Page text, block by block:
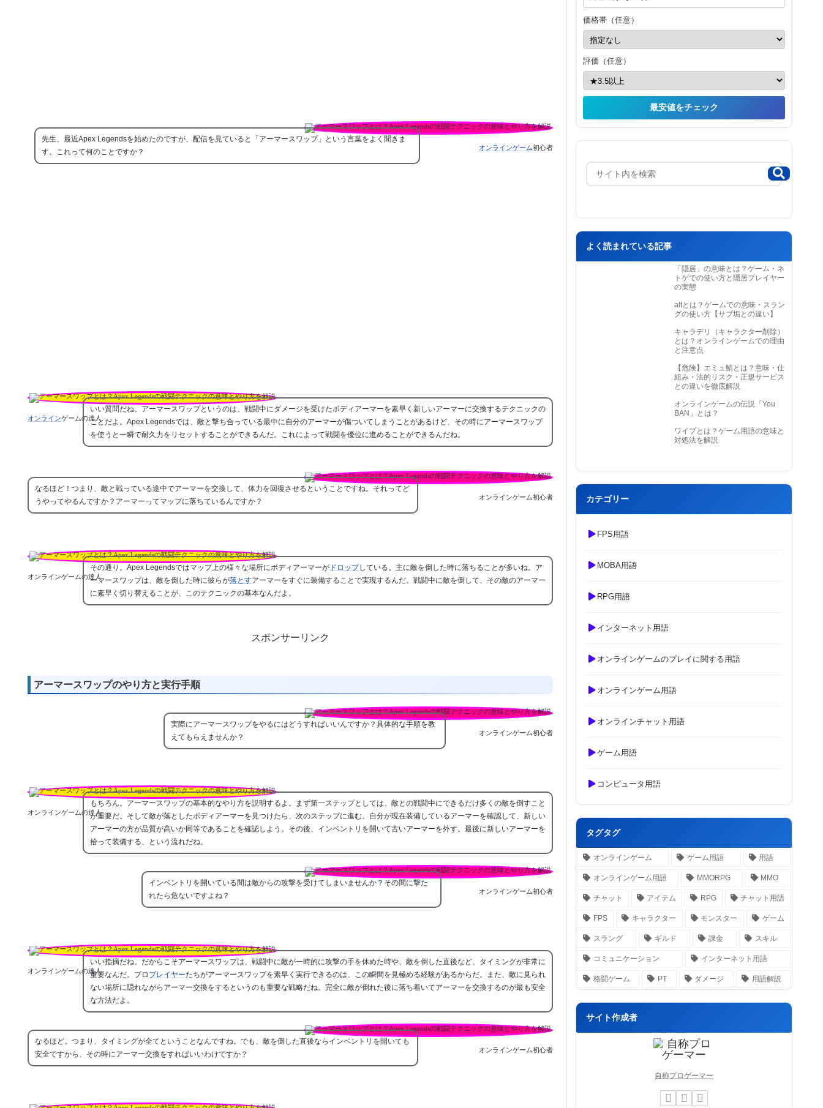
オンラインゲーム初心者
先生、最近Apex Legendsを始めたのですが、配信を見ていると「アーマースワップ」という言葉をよく聞きま
す。これって何のことですか？
オンラインゲームの達人
いい質問だね。アーマースワップというのは、戦闘中にダメージを受けたボディアーマーを素早く新しいアーマーに交換するテクニックの
ことだよ。Apex Legendsでは、敵と撃ち合っている最中に自分のアーマーが傷ついてしまうことがあるけど、その時にアーマースワップ
を使うと一瞬で耐久力をリセットすることができるんだ。これによって戦闘を優位に進めることができるんだね。
オンラインゲーム初心者
なるほど！つまり、敵と戦っている途中でアーマーを交換して、体力を回復させるということですね。それってど
うやってやるんですか？アーマーってマップに落ちているんですか？
オンラインゲームの達人
その通り。Apex Legendsではマップ上の様々な場所にボディアーマーが ドロップしている。主に敵を倒した時に落ちることが多いね。ア
ーマースワップは、敵を倒した時に彼らが落とすアーマーをすぐに装備することで実現するんだ。戦闘中に敵を倒して、その敵のアーマー
に素早く切り替えることが、このテクニックの基本なんだよ。
スポンサーリンク
アーマースワップのやり方と実行手順
オンラインゲーム初心者
実際にアーマースワップをやるにはどうすればいいんですか？具体的な手順を教
えてもらえませんか？
オンラインゲームの達人
もちろん。アーマースワップの基本的なやり方を説明するよ。まず第一ステップとしては、敵との戦闘中にできるだけ多くの敵を倒すこと
が重要だ。そして敵が落としたボディアーマーを見つけたら、次のステップに進む。自分が現在装備しているアーマーを確認して、新しい
アーマーの方が品質が高いか同等であることを確認しよう。その後、インベントリを開いて古いアーマーを外す。最後に新しいアーマーを
拾って装備する、という流れだね。
オンラインゲーム初心者
インベントリを開いている間は敵からの攻撃を受けてしまいませんか？その間に撃た
れたら危ないですよね？
オンラインゲームの達人
いい指摘だね。だからこそアーマースワップは、戦闘中に敵が一時的に攻撃の手を休めた時や、敵を倒した直後など、タイミングが非常に
重要なんだ。プロ プレイヤーたちがアーマースワップを素早く実行できるのは、この瞬間を見極める経験があるからだ。また、敵に見られ
ない場所に隠れながらアーマー交換をするというのも重要な戦略だね。完全に敵が倒れた後に落ち着いてアーマーを交換するのが最も安全
な方法だよ。
オンラインゲーム初心者
なるほど。つまり、タイミングが全てということなんですね。でも、敵を倒した直後ならインベントリを開いても
安全ですから、その時にアーマー交換をすればいいわけですか？
価格帯（任意）
評価（任意）
最安値をチェック
よく読まれている記事
「隠居」の意味とは？ゲーム・ネ
トゲでの使い方と隠居プレイヤー
の実態
altとは？ゲームでの意味・スラン
グの使い方【サブ垢との違い】
キャラデリ（キャラクター削除）
とは？オンラインゲームでの理由
と注意点
【危険】エミュ鯖とは？意味・仕
組み・法的リスク・正規サービス
との違いを徹底解説
オンラインゲームの伝説「You
BAN」とは？
ワイプとは？ゲーム用語の意味と
対処法を解説
カテゴリー
FPS用語
MOBA用語
RPG用語
インターネット用語
オンラインゲームのプレイに関する用語
オンラインゲーム用語
オンラインチャット用語
ゲーム用語
コンピュータ用語
タグタグ
オンラインゲーム ゲーム用語 用語
オンラインゲーム用語 MMORPG MMO
チャット アイテム RPG チャット用語
FPS キャラクター モンスター ゲーム
スラング ギルド 課金 スキル
コミュニケーション インターネット用語
格闘ゲーム PT ダメージ 用語解説
サイト作成者
自称プロゲーマー